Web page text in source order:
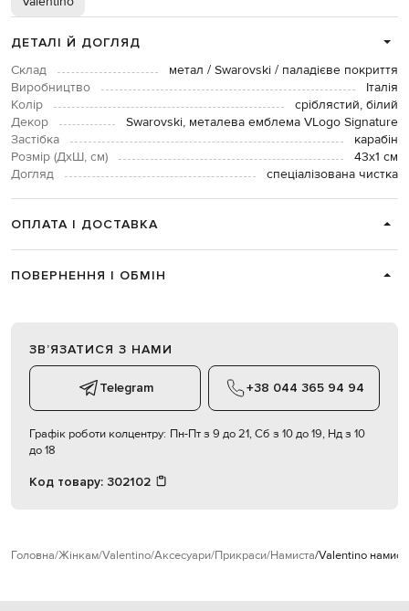
ДЕТАЛІ Й ДОГЛЯД
Склад
метал / Swarovski / паладієве покриття
Виробництво
Італія
Колір
сріблястий, білий
Декор
Swarovski, металева емблема VLogo Signature
Застібка
карабін
Розмір (ДхШ, см)
43х1 см
Догляд
спеціалізована чистка
ОПЛАТА І ДОСТАВКА
ПОВЕРНЕННЯ І ОБМІН
ЗВʼЯЗАТИСЯ З НАМИ
Telegram +38 044 365 94 94
Графік роботи колцентру: Пн-Пт з 9 до 21, Сб з 10 до 19, Нд з 10
до 18
Код товару: 302102
Головна Жінкам Valentino Аксесуари Прикраси Намиста Valentino